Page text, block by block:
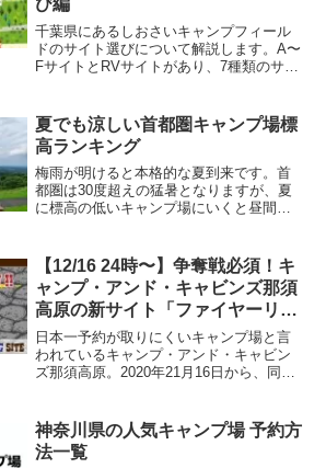
び編
千葉県にあるしおさいキャンプフィール
ドのサイト選びについて解説します。A〜
FサイトとRVサイトがあり、7種類のサイ
特徴をご紹介します。
夏でも涼しい首都圏キャンプ場標
高ランキング
梅雨が明けると本格的な夏到来です。首
都圏は30度超えの猛暑となりますが、夏
に標高の低いキャンプ場にいくと昼間は
いうことで、主に首都圏のキャンプ場の
標高を調べてみました。
【12/16 24時〜】争奪戦必須！キ
ャンプ・アンド・キャビンズ那須
高原の新サイト「ファイヤーリン
グサイト」
日本一予約が取りにくいキャンプ場と言
われているキャンプ・アンド・キャビン
ズ那須高原。2020年21月16日から、同月
サイト＋」の予約が解禁されます。詳細
をレビューします。
神奈川県の人気キャンプ場 予約方
法一覧